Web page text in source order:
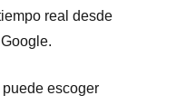
real desde
escoger